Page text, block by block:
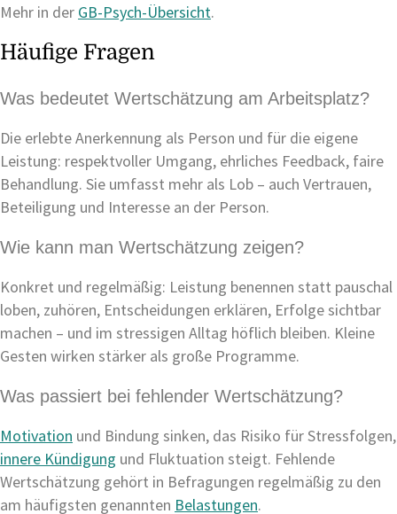
Mehr in der GB-Psych-Übersicht.
Häufige Fragen
Was bedeutet Wertschätzung am Arbeitsplatz?
Die erlebte Anerkennung als Person und für die eigene
Leistung: respektvoller Umgang, ehrliches Feedback, faire
Behandlung. Sie umfasst mehr als Lob – auch Vertrauen,
Beteiligung und Interesse an der Person.
Wie kann man Wertschätzung zeigen?
Konkret und regelmäßig: Leistung benennen statt pauschal
loben, zuhören, Entscheidungen erklären, Erfolge sichtbar
machen – und im stressigen Alltag höflich bleiben. Kleine
Gesten wirken stärker als große Programme.
Was passiert bei fehlender Wertschätzung?
Motivation und Bindung sinken, das Risiko für Stressfolgen,
innere Kündigung und Fluktuation steigt. Fehlende
Wertschätzung gehört in Befragungen regelmäßig zu den
am häufigsten genannten Belastungen.